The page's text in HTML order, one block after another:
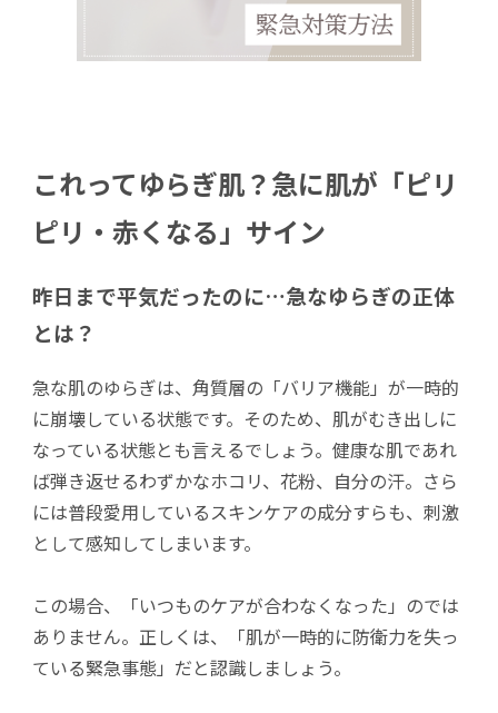
これってゆらぎ肌？急に肌が「ピリ
ピリ・赤くなる」サイン
昨日まで平気だったのに…急なゆらぎの正体
とは？
急な肌のゆらぎは、角質層の「バリア機能」が一時的
に崩壊している状態です。そのため、肌がむき出しに
なっている状態とも言えるでしょう。健康な肌であれ
ば弾き返せるわずかなホコリ、花粉、自分の汗。さら
には普段愛用しているスキンケアの成分すらも、刺激
として感知してしまいます。
この場合、「いつものケアが合わなくなった」のでは
ありません。正しくは、「肌が一時的に防衛力を失っ
ている緊急事態」だと認識しましょう。